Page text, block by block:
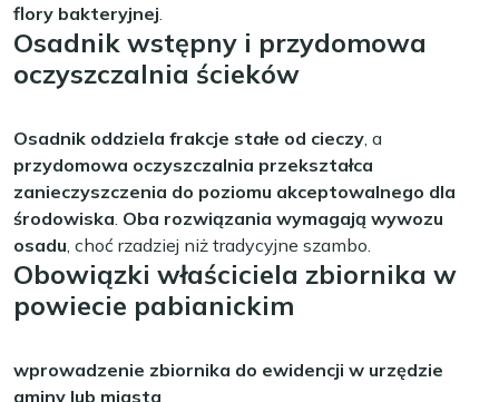
flory bakteryjnej.
Osadnik wstępny i przydomowa
oczyszczalnia ścieków
Osadnik oddziela frakcje stałe od cieczy, a
przydomowa oczyszczalnia przekształca
zanieczyszczenia do poziomu akceptowalnego dla
środowiska. Oba rozwiązania wymagają wywozu
osadu, choć rzadziej niż tradycyjne szambo.
Obowiązki właściciela zbiornika w
powiecie pabianickim
wprowadzenie zbiornika do ewidencji w urzędzie
gminy lub miasta,